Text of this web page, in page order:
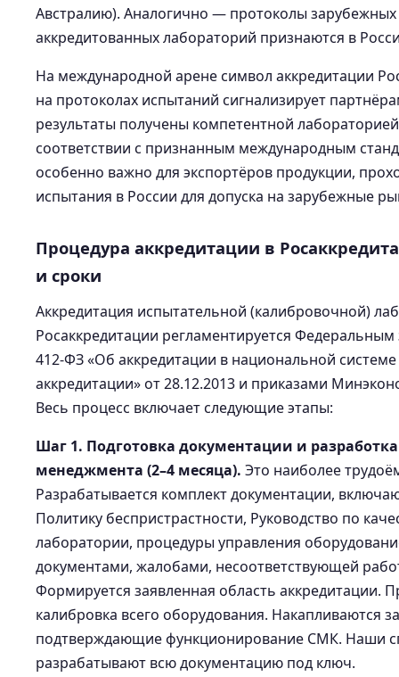
Австралию). Аналогично — протоколы зарубежных
аккредитованных лабораторий признаются в
На международной арене символ аккредитации
на протоколах испытаний сигнализирует
результаты получены компетентной
соответствии с признанным международным
особенно важно для экспортёров продукции,
испытания в России для допуска на зарубежные
Процедура аккредитации в
и сроки
Аккредитация испытательной (калибровочной)
Росаккредитации регламентируется
412-ФЗ «Об аккредитации в национальной системе
аккредитации» от 28.12.2013 и приказами
Весь процесс включает следующие этапы:
Шаг 1. Подготовка документации и
менеджмента (2–4 месяца). Это наиболее
Разрабатывается комплект документации,
Политику беспристрастности, Руководство по
лаборатории, процедуры управления
документами, жалобами, несоответствующей
Формируется заявленная область аккредитации.
калибровка всего оборудования. Накапливаются
подтверждающие функционирование СМК. Наши
разрабатывают всю документацию под ключ.